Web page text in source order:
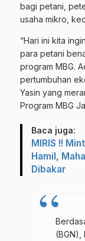
bagi petani,
usaha mikro,
“Hari ini kita
para petani
program MBG.
pertumbuhan
Yasin yang
Program MBG
Baca juga:
MIRIS !!
Hamil,
Dibakar
(BGN),